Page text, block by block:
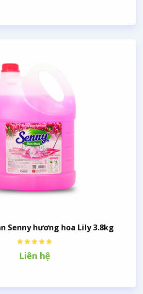
Senny hương hoa Lily 3.8kg
Liên hệ